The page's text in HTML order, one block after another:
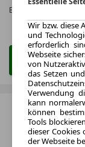
Effizienzklasse:
Zum Leasing
Wir bzw. diese
und
erforderlich
Webseite
von
das Setzen
Verwendung
kann
können
Tools
dieser Cookies
der Webseite